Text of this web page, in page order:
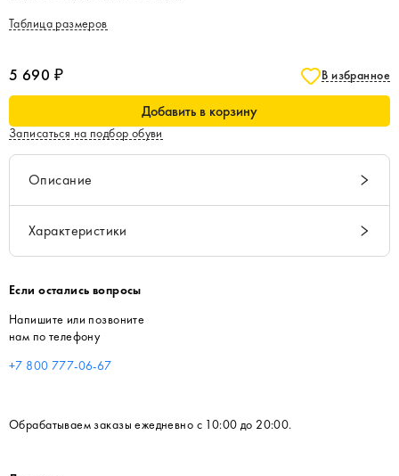
Таблица размеров
5 690 ₽ В избранное
Добавить в корзину
Записаться на подбор обуви
Описание
Характеристики
Если остались вопросы
Напишите или позвоните
нам по телефону
+7 800 777-06-67
Обрабатываем заказы ежедневно с 10:00 до 20:00.